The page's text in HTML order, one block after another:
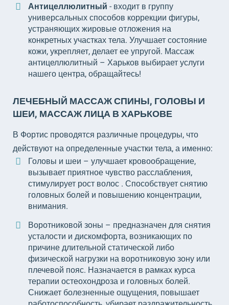
Антицеллюлитный - входит в группу
универсальных способов коррекции фигуры,
устраняющих жировые отложения на
конкретных участках тела. Улучшает состояние
кожи, укрепляет, делает ее упругой. Массаж
антицеллюлитный – Харьков выбирает услуги
нашего центра, обращайтесь!
ЛЕЧЕБНЫЙ МАССАЖ СПИНЫ, ГОЛОВЫ И
ШЕИ, МАССАЖ ЛИЦА В ХАРЬКОВЕ
В Фортис проводятся различные процедуры, что
действуют на определенные участки тела, а именно:
Головы и шеи – улучшает кровообращение,
вызывает приятное чувство расслабления,
стимулирует рост волос . Способствует снятию
головных болей и повышению концентрации,
внимания.
Воротниковой зоны – предназначен для снятия
усталости и дискомфорта, возникающих по
причине длительной статической либо
физической нагрузки на воротниковую зону или
плечевой пояс. Назначается в рамках курса
терапии остеохондроза и головных болей.
Снижает болезненные ощущения, повышает